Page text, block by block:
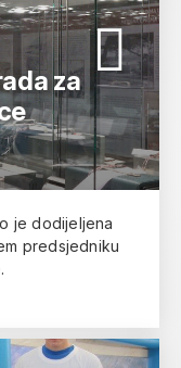
za
je dodijeljena
predsjedniku